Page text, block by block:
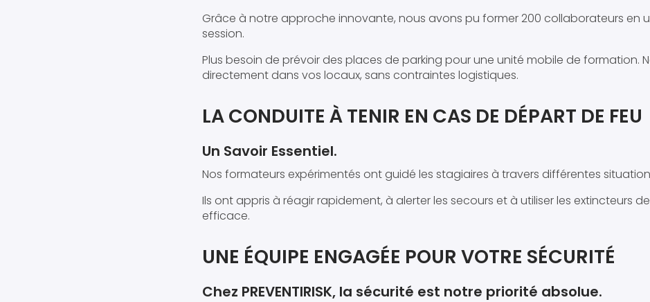
Grâce à notre approche innovante, nous avons pu former 200 collaborateurs en
session.
Plus besoin de prévoir des places de parking pour une unité mobile de formation.
directement dans vos locaux, sans contraintes logistiques.
LA CONDUITE À TENIR EN CAS DE DÉPART DE FEU
Un Savoir Essentiel.
Nos formateurs expérimentés ont guidé les stagiaires à travers différentes
Ils ont appris à réagir rapidement, à alerter les secours et à utiliser les extincteurs
efficace.
UNE ÉQUIPE ENGAGÉE POUR VOTRE SÉCURITÉ
Chez PREVENTIRISK, la sécurité est notre priorité absolue.